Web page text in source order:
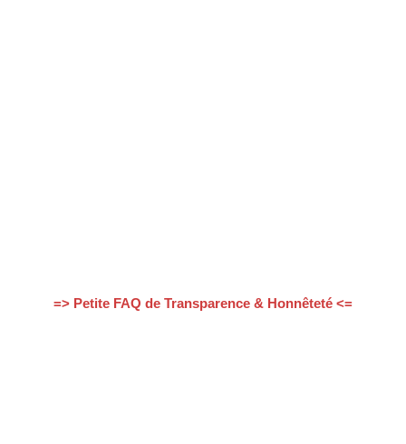
=> Petite FAQ de Transparence & Honnêteté<=